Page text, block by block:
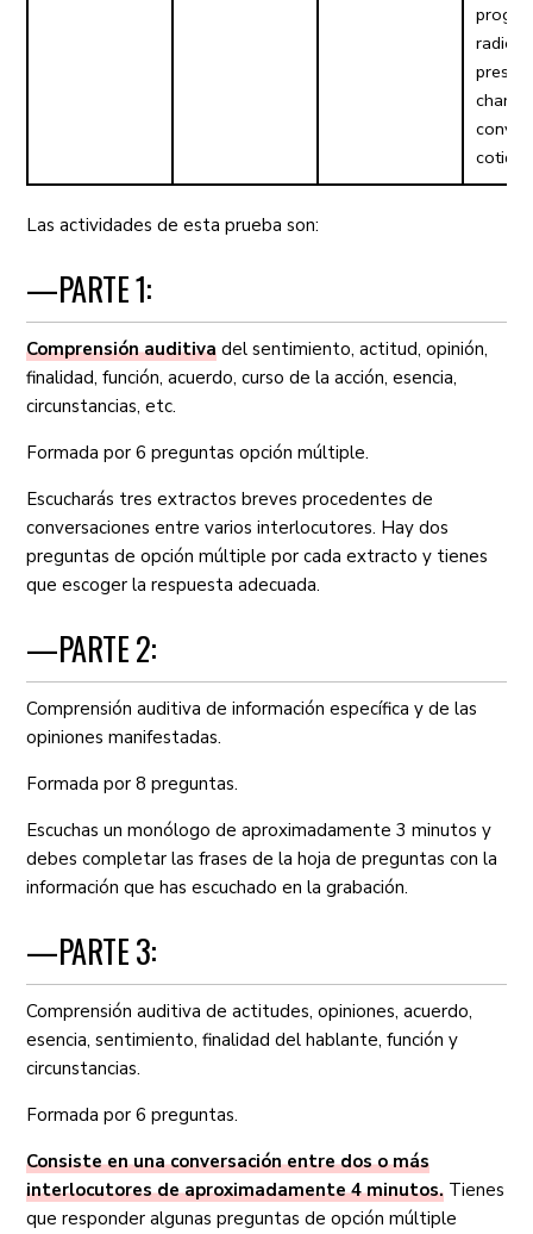
radio,
Las actividades de esta prueba son:
—PARTE 1:
Comprensión auditiva del sentimiento, actitud, opinión,
finalidad, función, acuerdo, curso de la acción, esencia,
circunstancias, etc.
Formada por 6 preguntas opción múltiple.
Escucharás tres extractos breves procedentes de
conversaciones entre varios interlocutores. Hay dos
preguntas de opción múltiple por cada extracto y tienes
que escoger la respuesta adecuada.
—PARTE 2:
Comprensión auditiva de información específica y de las
opiniones manifestadas.
Formada por 8 preguntas.
Escuchas un monólogo de aproximadamente 3 minutos y
debes completar las frases de la hoja de preguntas con la
información que has escuchado en la grabación.
—PARTE 3:
Comprensión auditiva de actitudes, opiniones, acuerdo,
esencia, sentimiento, finalidad del hablante, función y
circunstancias.
Formada por 6 preguntas.
Consiste en una conversación entre dos o más
interlocutores de aproximadamente 4 minutos. Tienes
que responder algunas preguntas de opción múltiple